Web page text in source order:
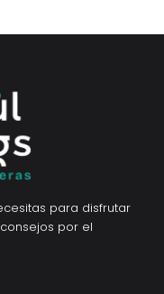
para disfrutar
por el